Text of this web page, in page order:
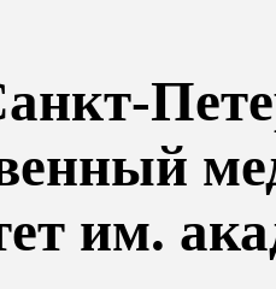
им.